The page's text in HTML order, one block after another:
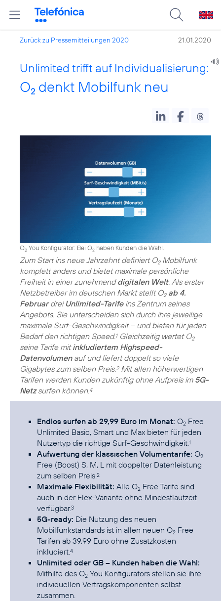
Zurück zu Pressemitteilungen 2020 21.01.2020
Unlimited trifft auf Individualisierung:
O2 denkt Mobilfunk neu
O2 You Konfigurator: Bei O2 haben Kunden die Wahl.
Zum Start ins neue Jahrzehnt definiert O2Mobilfunk
komplett anders und bietet maximale persönliche
Freiheit in einer zunehmenddigitalen Welt: Als erster
Netzbetreiber im deutschen Markt stellt O2 ab 4.
Februardrei Unlimited-Tarifeins Zentrum seines
Angebots. Sie unterscheiden sich durch ihre jeweilige
maximale Surf-Geschwindigkeit – und bieten für jeden
Bedarf den richtigen Speed.1Gleichzeitig wertet O2
seine Tarife mitinkludiertem Highspeed-
Datenvolumenauf und liefert doppelt so viele
Gigabytes zum selben Preis.2Mit allen höherwertigen
Tarifen werden Kunden zukünftig ohne Aufpreis im 5G-
Netzsurfen können.4
Endlos surfen ab 29,99 Euro im Monat: O2 Free
Unlimited Basic, Smart und Max bieten für jeden
Nutzertyp die richtige Surf-Geschwindigkeit.1
Aufwertung der klassischen Volumentarife: O2
Free (Boost) S, M, L mit doppelter Datenleistung
zum selben Preis.2
Maximale Flexibilität: Alle O2 Free Tarife sind
auch in der Flex-Variante ohne Mindestlaufzeit
verfügbar.3
5G-ready: Die Nutzung des neuen
Mobilfunkstandards ist in allen neuen O2 Free
Tarifen ab 39,99 Euro ohne Zusatzkosten
inkludiert.4
Unlimited oder GB – Kunden haben die Wahl:
Mithilfe des O2 You Konfigurators stellen sie ihre
individuellen Vertragskomponenten selbst
zusammen.